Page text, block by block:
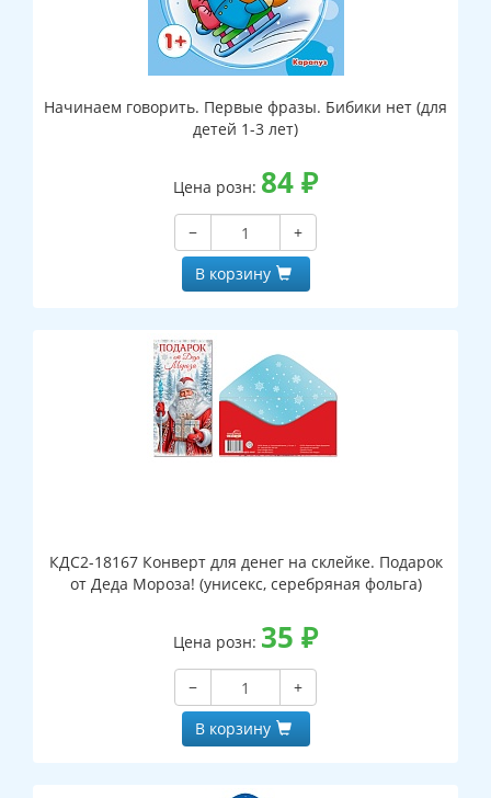
Начинаем говорить. Первые фразы. Бибики нет (для
детей 1-3 лет)
Цена розн: 84₽
−
+
В корзину
КДС2-18167 Конверт для денег на склейке. Подарок
от Деда Мороза! (унисекс, серебряная фольга)
Цена розн: 35 ₽
−
+
В корзину